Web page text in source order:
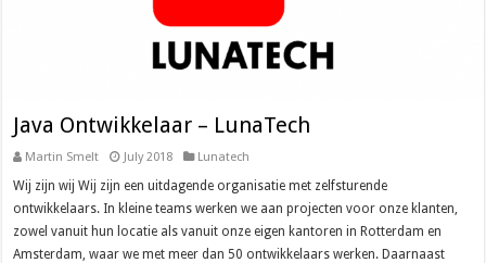
Java Ontwikkelaar – LunaTech
Martin Smelt July 2018 Lunatech
Wij zijn wij Wij zijn een uitdagende organisatie met zelfsturende
ontwikkelaars. In kleine teams werken we aan projecten voor onze klanten,
zowel vanuit hun locatie als vanuit onze eigen kantoren in Rotterdam en
Amsterdam, waar we met meer dan 50 ontwikkelaars werken. Daarnaast